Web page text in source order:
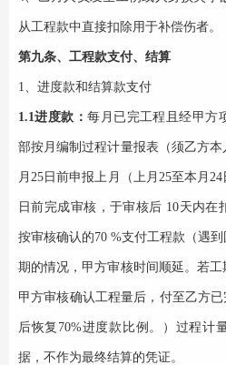
从工程款中直接扣除用于补偿伤者。
第九条、工程款支付、结算
1、进度款和结算款支付
1.1进度款：每月已完工程且经甲方
部按月编制过程计量报表（须乙方
月25日前申报上月（上月25至本月
日前完成审核，于审核后 10天内在
按审核确认的70 %支付工程款（遇
期的情况，甲方审核时间顺延。 若工
甲方审核确认工程量后，付至乙方
后恢复70%进度款比例 。）过程计
据，不作为最终结算的凭证。